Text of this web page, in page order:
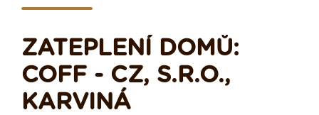
ZATEPLENÍ DOMŮ:
COFF - CZ, S.R.O.,
KARVINÁ